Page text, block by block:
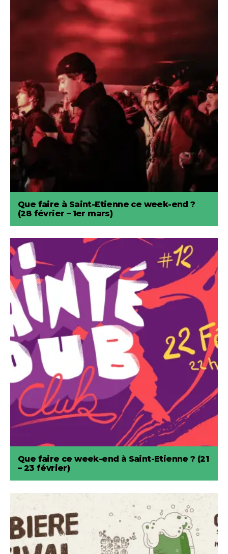
Que faire à Saint-Etienne ce week-end ?
(28 février – 1er mars)
Que faire ce week-end à Saint-Etienne ? (21
– 23 février)